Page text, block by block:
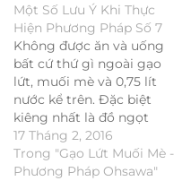
Một Số Lưu Ý Khi Thực
Hiện Phương Pháp Số 7
Không được ăn và uống
bất cứ thứ gì ngoài gạo
lứt, muối mè và 0,75 lít
nước kể trên. Đặc biệt
kiêng nhất là đồ ngọt
(nước ngọt, bánh kẹo,
bia, rượu, nước mía, nước
dừa vv...), nước đá, kem
17 Tháng 2, 2016
Trong "Gạo Lứt Muối Mè -
Phương Pháp Ohsawa"